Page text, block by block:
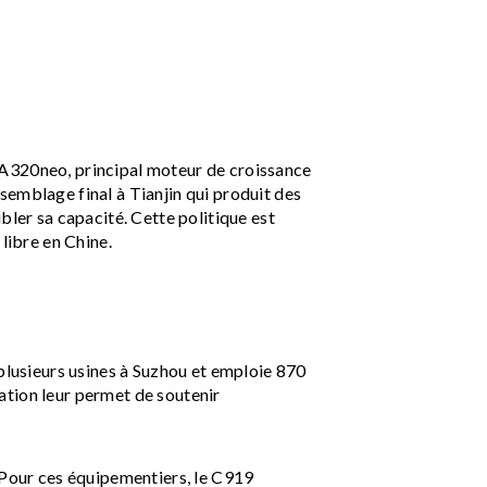
principal moteur de croissance
final à Tianjin qui produit des
sa capacité. Cette politique est
en Chine.
usines à Suzhou et emploie 870
leur permet de soutenir
ces équipementiers, le C919